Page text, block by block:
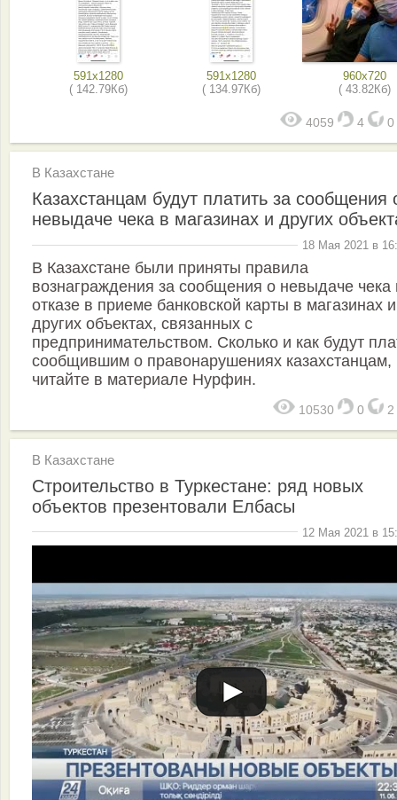
591x1280
( 142.79Кб)
591x1280
( 134.97Кб)
960x720
( 43.82Кб)
4059 4 0
В Казахстане
Казахстанцам будут платить за сообщения
невыдаче чека в магазинах и других
18 Мая 2021 в
В Казахстане были приняты правила
вознаграждения за сообщения о невыдаче чека
отказе в приеме банковской карты в магазинах и
других объектах, связанных с
предпринимательством. Сколько и как будут
сообщившим о правонарушениях казахстанцам,
читайте в материале Нурфин.
10530 0 2
В Казахстане
Строительство в Туркестане: ряд новых
объектов презентовали Елбасы
12 Мая 2021 в